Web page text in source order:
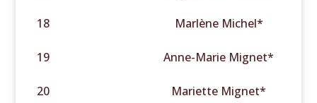
18 Marlène Michel*
19 Anne-Marie Mignet*
20 Mariette Mignet*